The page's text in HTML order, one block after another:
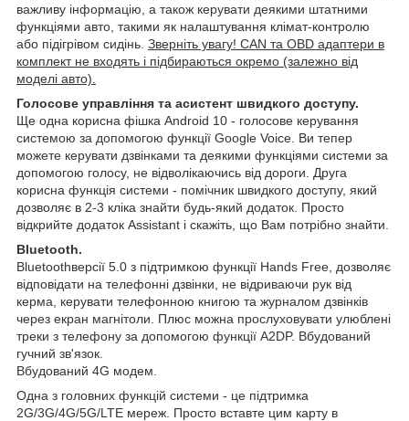
важливу інформацію, а також керувати деякими штатними
функціями авто, такими як налаштування клімат-контролю
або підігрівом сидінь. Зверніть увагу! CAN та OBD адаптери в
комплект не входять і підбираються окремо (залежно від
моделі авто).
Голосове управління та асистент швидкого доступу.
Ще одна корисна фішка Android 10 - голосове керування
системою за допомогою функції Google Voice. Ви тепер
можете керувати дзвінками та деякими функціями системи за
допомогою голосу, не відволікаючись від дороги. Друга
корисна функція системи - помічник швидкого доступу, який
дозволяє в 2-3 кліка знайти будь-який додаток. Просто
відкрийте додаток Assistant і скажіть, що Вам потрібно знайти.
Bluetooth.
Bluetoothверсії 5.0 з підтримкою функції Hands Free, дозволяє
відповідати на телефонні дзвінки, не відриваючи рук від
керма, керувати телефонною книгою та журналом дзвінків
через екран магнітоли. Плюс можна прослуховувати улюблені
треки з телефону за допомогою функції A2DP. Вбудований
гучний зв'язок.
Вбудований 4G модем.
Одна з головних функцій системи - це підтримка
2G/3G/4G/5G/LTE мереж. Просто вставте цим карту в